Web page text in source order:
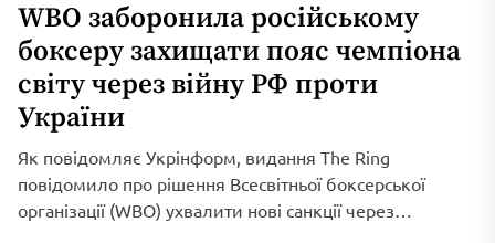
WBO заборонила російському
боксеру захищати пояс чемпіона
світу через війну РФ проти
України
Як повідомляє Укрінформ, видання The Ring
повідомило про рішення Всесвітньої боксерської
організації (WBO) ухвалити нові санкції через